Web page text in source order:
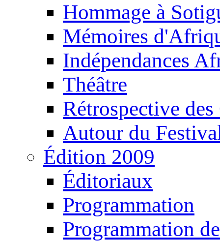
Hommage à
Mémoires
Indépendances
Théâtre
Rétrospective
Autour du
Édition 2009
Éditoriaux
Programmation
Programmation